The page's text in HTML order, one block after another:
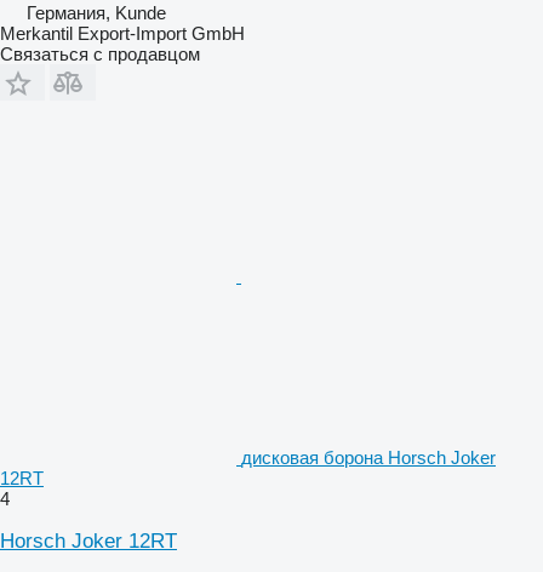
Германия, Kunde
Merkantil Export-Import GmbH
Связаться с продавцом
дисковая борона Horsch Joker
12RT
4
Horsch Joker 12RT